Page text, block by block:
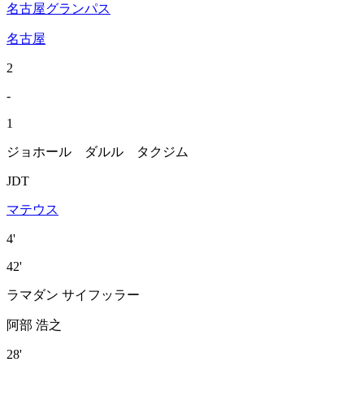
名古屋グランパス
名古屋
2
-
1
ジョホール ダルル タクジム
JDT
マテウス
4'
42'
ラマダン サイフッラー
阿部 浩之
28'